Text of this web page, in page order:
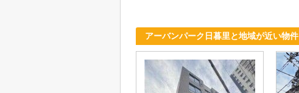
アーバンパーク日暮里と地域が近い物件